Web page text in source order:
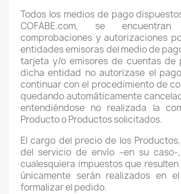
Todos los medios de pago
COFABE.com, se
comprobaciones y autorizaciones
entidades emisoras del medio de
tarjeta y/o emisores de cuentas de
dicha entidad no autorizase el
continuar con el procedimiento de
quedando automáticamente
entendiéndose no realizada la
Producto o Productos solicitados.
El cargo del precio de los
del servicio de envío –en su
cualesquiera impuestos que
únicamente serán realizados en
formalizar el pedido.